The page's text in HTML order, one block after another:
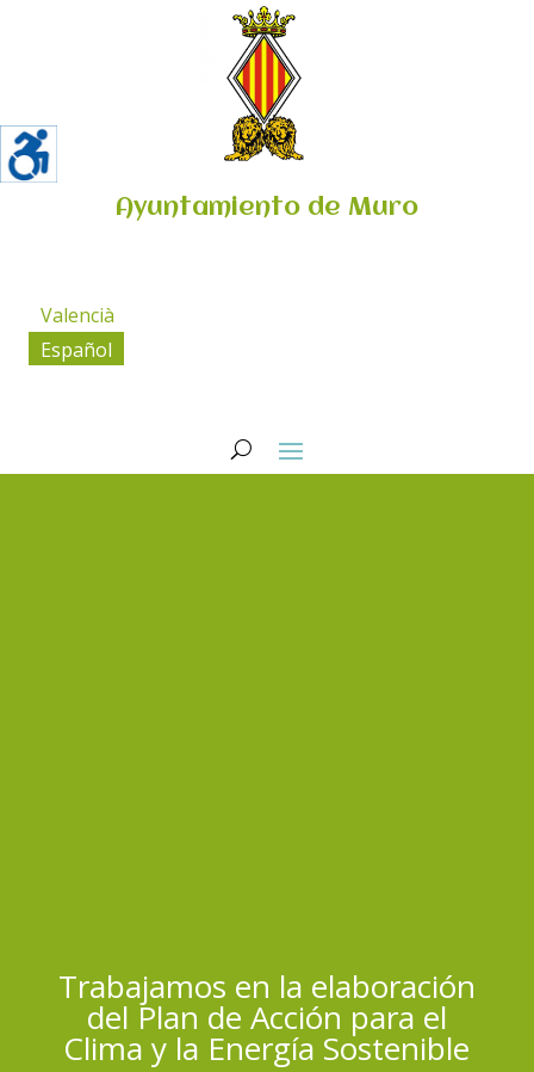
Ayuntamiento de Muro
Valencià
Español
Trabajamos en la elaboración
del Plan de Acción para el
Clima y la Energía Sostenible